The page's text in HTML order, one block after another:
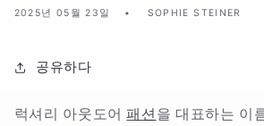
2025년 05월 23일 SOPHIE STEINER
공유하다
럭셔리 아웃도어패션 을 대표하는 이